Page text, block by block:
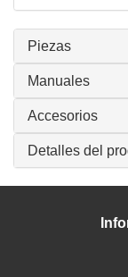
Piezas
Manuales
Accesorios
Detalles del